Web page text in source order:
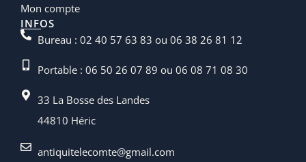
Mon compte
INFOS
Bureau : 02 40 57 63 83 ou 06 38 26 81 12
Portable : 06 50 26 07 89 ou 06 08 71 08 30
33 La Bosse des Landes
44810 Héric
antiquitelecomte@gmail.com